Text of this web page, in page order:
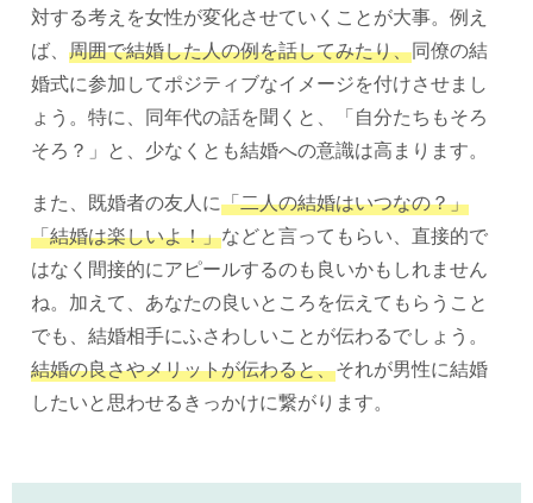
対する考えを女性が変化させていくことが大事。例え
ば、 周囲で結婚した人の例を話してみたり、同僚の結
婚式に参加してポジティブなイメージを付けさせまし
ょう。特に、同年代の話を聞くと、「自分たちもそろ
そろ？」と、少なくとも結婚への意識は高まります。
また、既婚者の友人に「二人の結婚はいつなの？」
「結婚は楽しいよ！」などと言ってもらい、直接的で
はなく間接的にアピールするのも良いかもしれません
ね。加えて、あなたの良いところを伝えてもらうこと
でも、結婚相手にふさわしいことが伝わるでしょう。
結婚の良さやメリットが伝わると、それが男性に結婚
したいと思わせるきっかけに繋がります。